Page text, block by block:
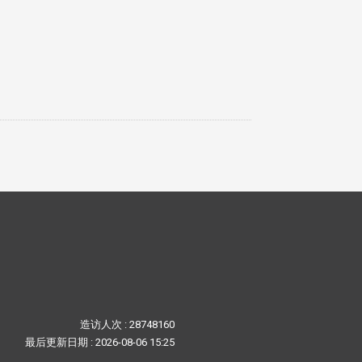
造访人次 : 28748160
最后更新日期 : 2026-08-06 15:25